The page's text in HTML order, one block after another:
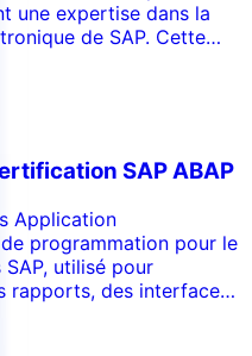
une expertise dans la
de SAP. Cette
développement pour
SAP Hybris
SAP ABAP
Application
programmation pour le
utilisé pour
rapports, des interfaces
dans les systèmes